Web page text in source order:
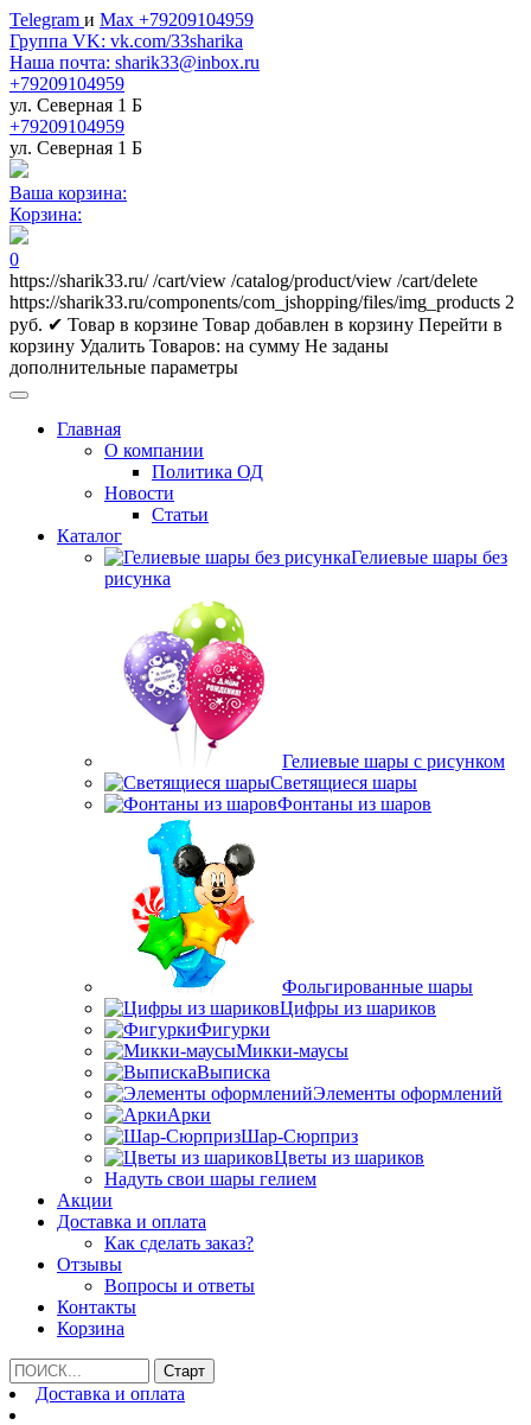
Telegram и Max +79209104959
Группа VK: vk.com/33sharika
Наша почта: sharik33@inbox.ru
+79209104959
ул. Северная 1 Б
+79209104959
ул. Северная 1 Б
Ваша корзина:
Корзина:
0
https://sharik33.ru/ /cart/view /catalog/product/view /cart/delete
https://sharik33.ru/components/com_jshopping/files/img_products 2
руб. ✔ Товар в корзине Товар добавлен в корзину Перейти в
корзину Удалить Товаров: на сумму Не заданы
дополнительные параметры
Главная
О компании
Политика ОД
Новости
Статьи
Каталог
Гелиевые шары без
рисунка
Гелиевые шары с рисунком
Светящиеся шары
Фонтаны из шаров
Фольгированные шары
Цифры из шариков
Фигурки
Микки-маусы
Выписка
Элементы оформлений
Арки
Шар-Сюрприз
Цветы из шариков
Надуть свои шары гелием
Акции
Доставка и оплата
Как сделать заказ?
Отзывы
Вопросы и ответы
Контакты
Корзина
Доставка и оплата